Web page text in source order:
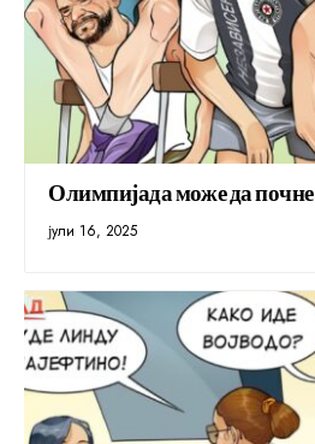
Олимпијада може да почне
јули 16, 2025